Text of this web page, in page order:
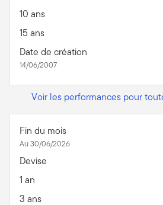
10 ans
15 ans
Date de création
14/06/2007
Voir les performances pour
Fin du mois
Au 30/06/2026
Devise
1 an
3 ans